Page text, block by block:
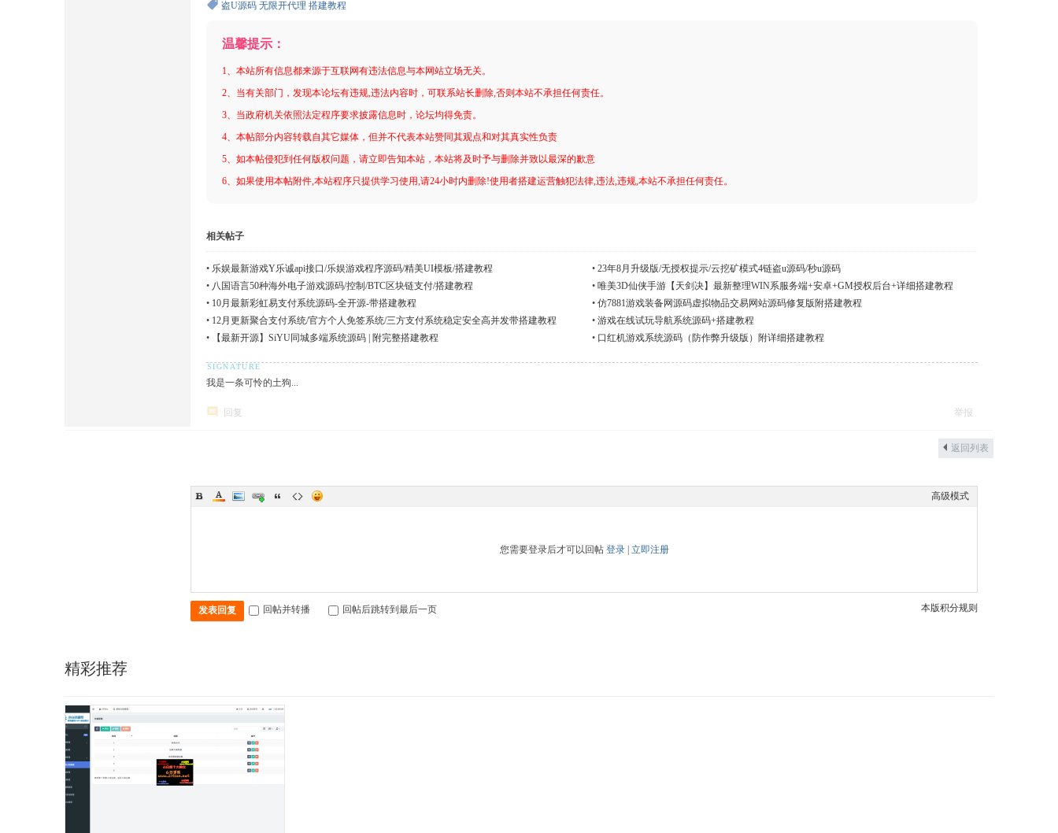
盗U源码 无限开代理 搭建教程
温馨提示：
1、本站所有信息都来源于互联网有违法信息与本网站立场无关。
2、当有关部门，发现本论坛有违规,违法内容时，可联系站长删除,否则本站不承担任何责任。
3、当政府机关依照法定程序要求披露信息时，论坛均得免责。
4、本帖部分内容转载自其它媒体，但并不代表本站赞同其观点和对其真实性负责
5、如本帖侵犯到任何版权问题，请立即告知本站，本站将及时予与删除并致以最深的歉意
6、如果使用本帖附件,本站程序只提供学习使用,请24小时内删除!使用者搭建运营触犯法律,违法,违规,本站不承担任何责任。
相关帖子
• 乐娱最新游戏Y乐诚api接口/乐娱游戏程序源码/精美UI模板/搭建教程 • 23年8月升级版/无授权提示/云挖矿模式4链盗u源码/秒u源码
• 八国语言50种海外电子游戏源码/控制/BTC区块链支付/搭建教程 • 唯美3D仙侠手游【天剑决】最新整理WIN系服务端+安卓+GM授权后台+详细搭建教程
• 10月最新彩虹易支付系统源码-全开源-带搭建教程 • 仿7881游戏装备网源码虚拟物品交易网站源码修复版附搭建教程
• 12月更新聚合支付系统/官方个人免签系统/三方支付系统稳定安全高并发带搭建教程 • 游戏在线试玩导航系统源码+搭建教程
•
【最新开源】SiYU同城多端系统源码 | 附完整搭建教程 • 口红机游戏系统源码（防作弊升级版）附详细搭建教程
我是一条可怜的土狗...
回复 举报
返回列表
高级模式
您需要登录后才可以回帖 登录| 立即注册
本版积分规则
发表回复 回帖并转播 回帖后跳转到最后一页
精彩推荐